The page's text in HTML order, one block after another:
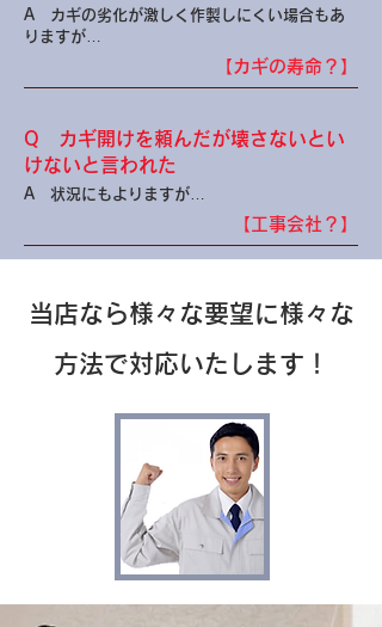
A
カギの劣化が激しく作製しにくい場合もあ
りますが…
【カギの寿命？】
Q
カギ開けを頼んだが壊さないとい
けないと言われた
A 状況にもよりますが…
【工事会社？】
当店なら様々な要望に様々な
方法で対応いたします！